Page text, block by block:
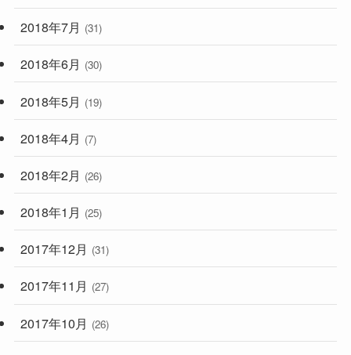
2018年7月 (31)
2018年6月 (30)
2018年5月 (19)
2018年4月 (7)
2018年2月 (26)
2018年1月 (25)
2017年12月 (31)
2017年11月 (27)
2017年10月 (26)